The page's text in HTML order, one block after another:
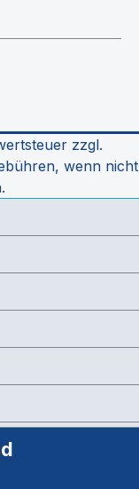
zzgl.
wenn nicht